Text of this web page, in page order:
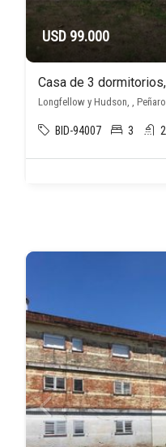
USD 99.000
Longfellow y Hudson, , Peñarol
BID-94007 3 2